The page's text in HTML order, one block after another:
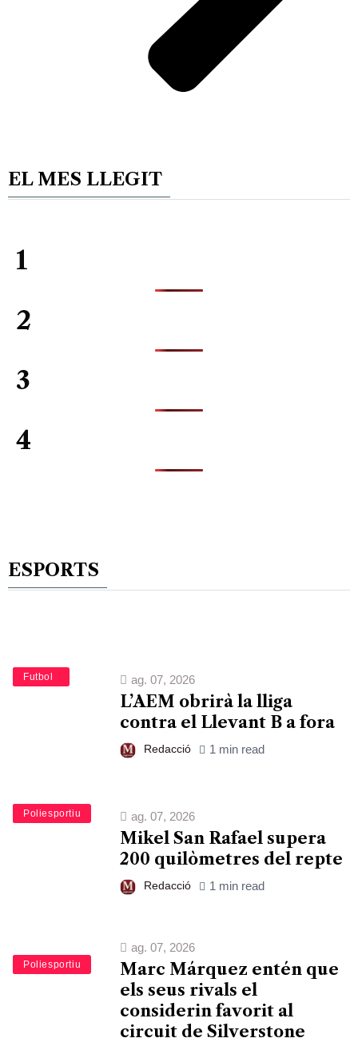
EL MES LLEGIT
1
2
3
4
ESPORTS
Esports
Futbol ag. 07, 2026
L’AEM obrirà la lliga
contra el Llevant B a fora
Redacció 1 min read
Esports
Poliesportiu ag. 07, 2026
Mikel San Rafael supera
200 quilòmetres del repte
Redacció 1 min read
Esports
Poliesportiu
ag. 07, 2026
Marc Márquez entén que
els seus rivals el
considerin favorit al
circuit de Silverstone